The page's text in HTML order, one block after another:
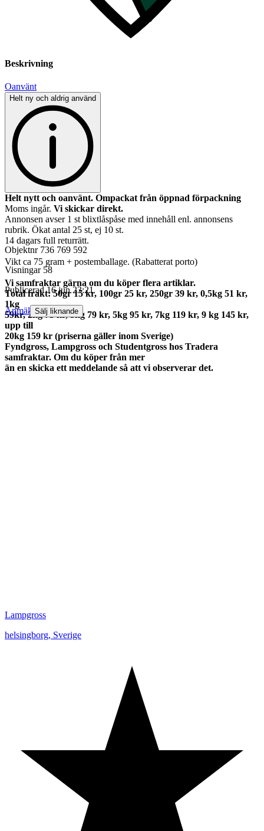
Beskrivning
Oanvänt
Helt ny och aldrig använd
Helt nytt och oanvänt. Ompackat från öppnad förpackning
Moms ingår. Vi skickar direkt.
Annonsen avser 1 st blixtlåspåse med innehåll enl. annonsens
rubrik. Ökat antal 25 st, ej 10 st.
14 dagars full returrätt.
Vikt ca 75 gram + postemballage. (Rabatterat porto)
Vi samfraktar gärna om du köper flera artiklar.
Total frakt: 50gr 15 kr, 100gr 25 kr, 250gr 39 kr, 0,5kg 51 kr,
1kg
59kr, 2kg 73 kr, 3kg 79 kr, 5kg 95 kr, 7kg 119 kr, 9 kg 145 kr,
upp till
20kg 159 kr (priserna gäller inom Sverige)
Fyndgross, Lampgross och Studentgross hos Tradera
samfraktar. Om du köper från mer
än en skicka ett meddelande så att vi observerar det.
Objektnr 736 769 592
Visningar 58
Publicerad 16 jun 23:21
Anmäl Sälj liknande
Lampgross
helsingborg, Sverige